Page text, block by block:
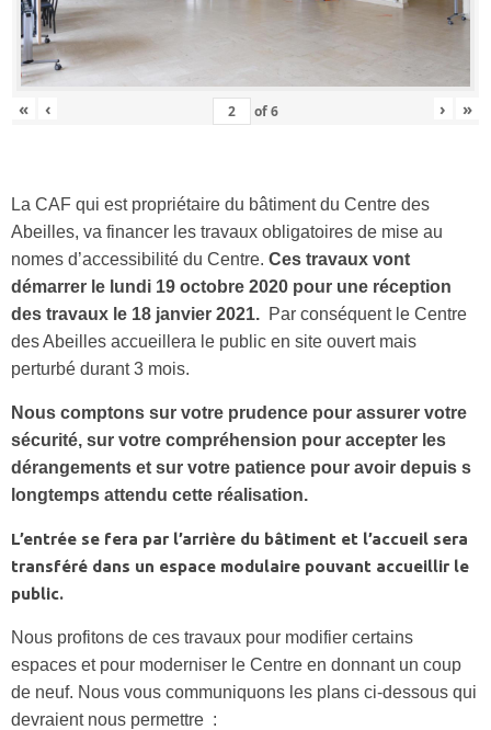
« ‹ of6 › »
La CAF qui est propriétaire du bâtiment du Centre des
Abeilles, va financer les travaux obligatoires de mise au
nomes d’accessibilité du Centre. Ces travaux vont
démarrer le lundi 19 octobre 2020 pour une réception
des travaux le 18 janvier 2021. Par conséquent le Centre
des Abeilles accueillera le public en site ouvert mais
perturbé durant 3 mois.
Nous comptons sur votre prudence pour assurer votre
sécurité, sur votre compréhension pour accepter les
dérangements et sur votre patience pour avoir depuis s
longtemps attendu cette réalisation.
L’entrée se fera par l’arrière du bâtiment et l’accueil sera
transféré dans un espace modulaire pouvant accueillir le
public.
Nous profitons de ces travaux pour modifier certains
espaces et pour moderniser le Centre en donnant un coup
de neuf. Nous vous communiquons les plans ci-dessous qui
devraient nous permettre :